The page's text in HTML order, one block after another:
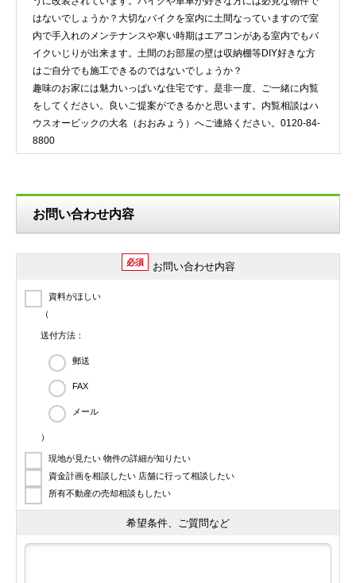
はないでしょうか？大切なバイクを室内に土間なっていますので室
内で手入れのメンテナンスや寒い時期はエアコンがある室内でもバ
イクいじりが出来ます。土間のお部屋の壁は収納棚等DIY好きな方
はご自分でも施工できるのではないでしょうか？
趣味のお家には魅力いっぱいな住宅です。是非一度、ご一緒に内覧
をしてください。良いご提案ができるかと思います。内覧相談はハ
ウスオービックの大名（おおみょう）へご連絡ください。0120-84-
8800
お問い合わせ内容
必須 お問い合わせ内容
資料がほしい
（
送付方法：
郵送
FAX
メール
）
現地が見たい 物件の詳細が知りたい
資金計画を相談したい 店舗に行って相談したい
所有不動産の売却相談もしたい
希望条件、ご質問など